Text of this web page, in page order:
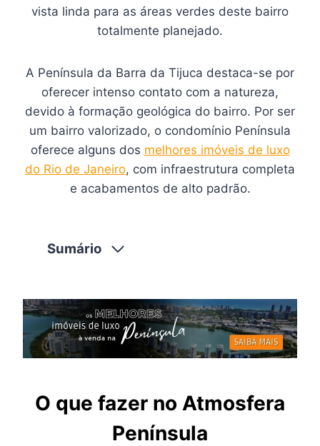
vista linda para as áreas verdes deste bairro
totalmente planejado.
A Península da Barra da Tijuca destaca-se por
oferecer intenso contato com a natureza,
devido à formação geológica do bairro. Por ser
um bairro valorizado, o condomínio Península
oferece alguns dos melhores imóveis de luxo
do Rio de Janeiro, com infraestrutura completa
e acabamentos de alto padrão.
Sumário
O que fazer no Atmosfera
Península